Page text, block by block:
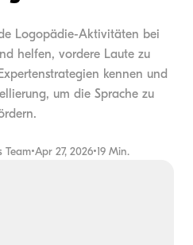
Logopädie-Aktivitäten bei
helfen, vordere Laute zu
kennen und
um die Sprache zu
Team•Apr 27, 2026•19 Min.